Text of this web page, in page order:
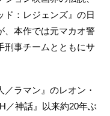
ド：レジェンズ』の日
、本作では元マカオ警
刑事チームとともにサ
ラマン』のレオン・
／神話』以来約20年ぶ